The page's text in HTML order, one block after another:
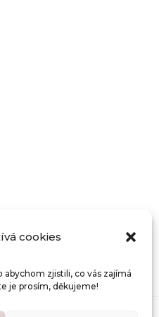
cookies
zjistili, co vás zajímá
je prosím, děkujeme!